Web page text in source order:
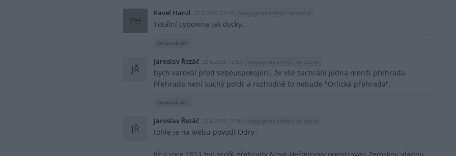
PH
Pavel Hanzl 22.6.2026 12:49 Reaguje na smějící se bestie
Totální cypovina jak dycky.
Odpovědět
JŘ
Jaroslav Řezáč 22.6.2026 12:53 Reaguje na smějící se bestie
bych varoval před sebeuspokojení, že vše zachrání jedna menší přehrada.
Přehrada není suchý poldr a rozhodně to nebude "Orlická přehrada".
Odpovědět
JŘ
Jaroslav Řezáč 22.6.2026 12:56 Reaguje na smějící se bestie
tohle je na webu povodí Odry :